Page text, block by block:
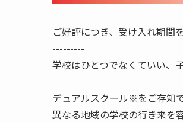
ご好評につき、受け入れ期間
---------
学校はひとつでなくていい、
デュアルスクール※をご存知
異なる地域の学校の行き来を